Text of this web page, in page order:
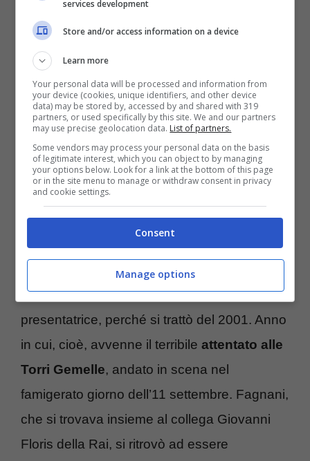
Per cominciare, iniziamo col dirvi che la
romana ha conseguito il diploma di maturità
classica, per poi laurearsi all’università
Sapienza in Lettere. Il dottorato di ricerca in
filologia dantesca le consente di beneficiare
l’università di New York.
Un periodo davvero particolare per la
presentatrice, perché si trattò del 2001. Anno
in cui, cioè, avvenne il terribile attentato alle
Torri Gemelle, andato in scena nel
famigerato giorno dell’11 settembre. Fagnani,
che si trovava insieme al collega Giovanni
Floris della Rai, si ritrovò ad essere
services development
Store and/or access information on a device
Learn more
Your personal data will be processed and information from
your device (cookies, unique identifiers, and other device
data) may be stored by, accessed by and shared with 319
partners, or used specifically by this site. We and our partners
may use precise geolocation data. List of partners.
Some vendors may process your personal data on the basis
of legitimate interest, which you can object to by managing
your options below. Look for a link at the bottom of this page
or in the site menu to manage or withdraw consent in privacy
and cookie settings.
Consent
Manage options